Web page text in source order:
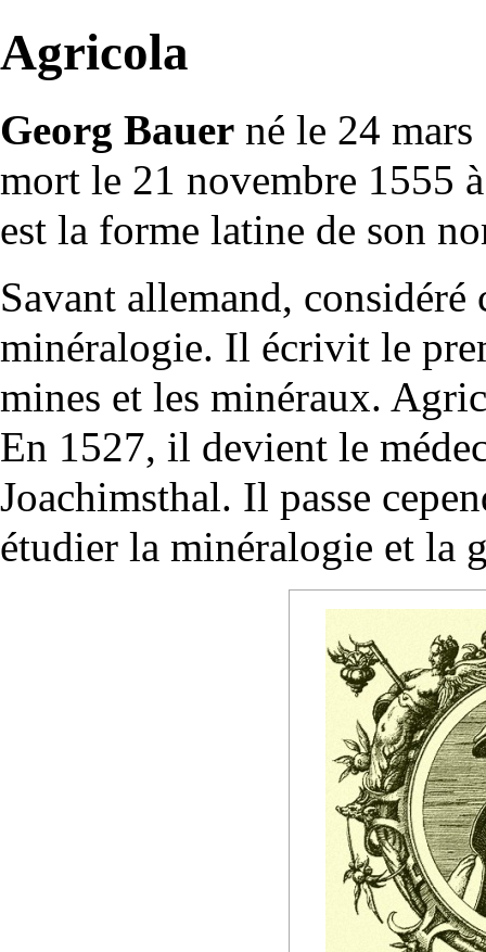
Agricola
Georg Bauer né le 24
mort le 21 novembre 1555
est la forme latine de son
Savant allemand,
minéralogie. Il écrivit le
mines et les minéraux.
En 1527, il devient le
Joachimsthal. Il passe
étudier la minéralogie et la